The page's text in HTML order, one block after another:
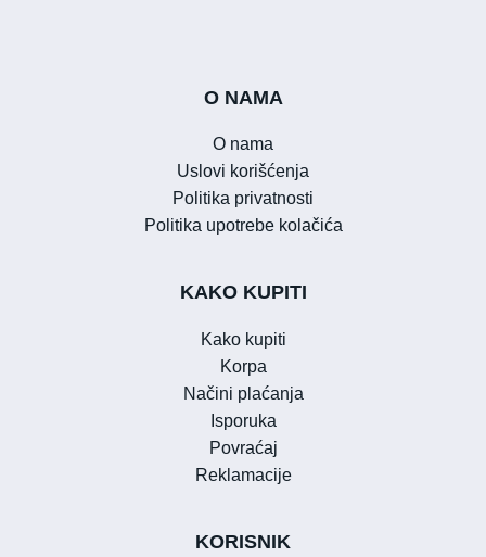
O NAMA
O nama
Uslovi korišćenja
Politika privatnosti
Politika upotrebe kolačića
KAKO KUPITI
Kako kupiti
Korpa
Načini plaćanja
Isporuka
Povraćaj
Reklamacije
KORISNIK